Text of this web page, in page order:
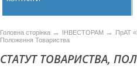
Головна сторінка → ІНВЕСТОРАМ → ПрАТ
Положення Товариства
СТАТУТ ТОВАРИСТВА,